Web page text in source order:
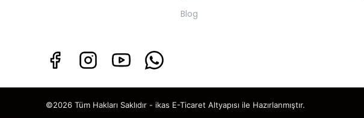
Blog
©2026 Tüm Hakları Saklıdır - ikas E-Ticaret Altyapısı ile Hazırlanmıştır.